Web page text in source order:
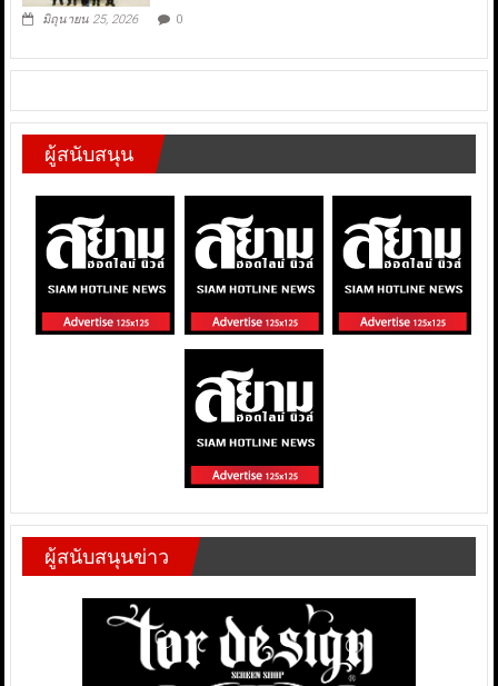
มิถุนายน 25, 2026 0
ผู้สนับสนุน
ผู้สนับสนุนข่าว